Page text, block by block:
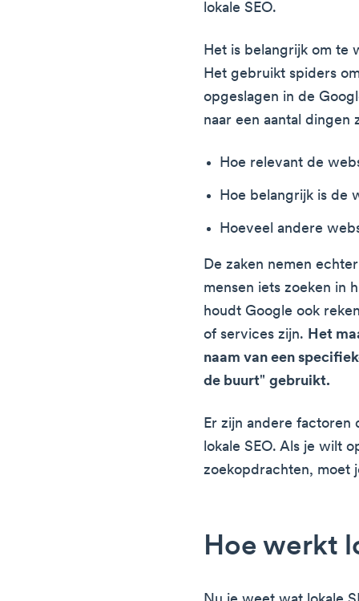
lokale SEO.
Het is belangrijk om te
Het gebruikt spiders
opgeslagen in de
naar een aantal dingen
Hoe relevant de
Hoe belangrijk is de
Hoeveel andere
De zaken nemen
mensen iets zoeken in
houdt Google ook
of services zijn. Het
naam van een
de buurt"gebruikt.
Er zijn andere factoren
lokale SEO. Als je wilt
zoekopdrachten, moet
Hoe werkt